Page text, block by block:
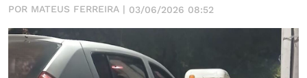
POR MATEUS FERREIRA | 03/06/2026 08:52